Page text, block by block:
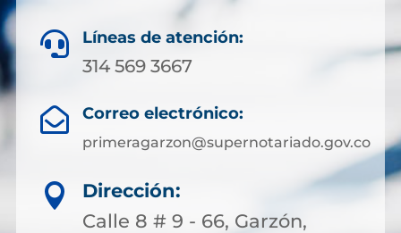
 Líneas de atención:
314 569 3667
 Correo electrónico:
primeragarzon@supernotariado.gov.co

Dirección:
Calle 8 # 9 - 66, Garzón,